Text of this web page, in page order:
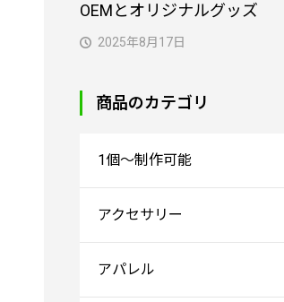
OEMとオリジナルグッズ
2025年8月17日
商品のカテゴリ
1個～制作可能
アクセサリー
アパレル